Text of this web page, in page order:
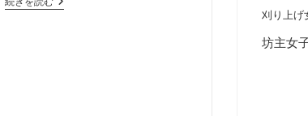
刈り上げ
坊主女